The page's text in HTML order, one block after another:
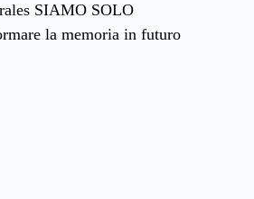
SIAMO SOLO
la memoria in futuro